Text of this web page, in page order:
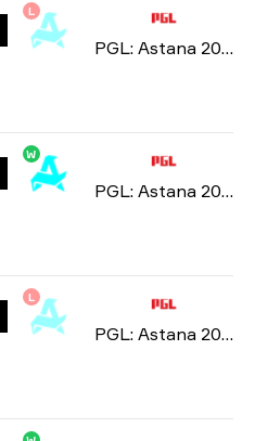
L
PGL: Astana 2026
W
PGL: Astana 2026
L
PGL: Astana 2026